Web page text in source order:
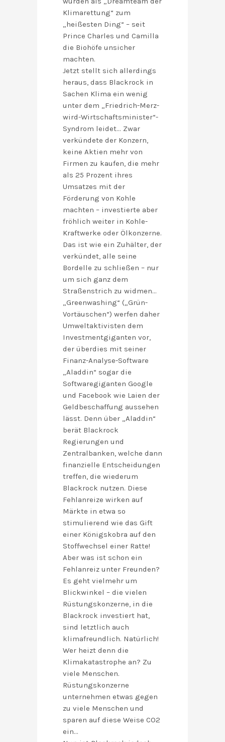
Klimarettung“ zum
„heißesten Ding“ – seit
Prince Charles und Camilla
die Biohöfe unsicher
machten.
Jetzt stellt sich allerdings
heraus, dass Blackrock in
Sachen Klima ein wenig
unter dem „Friedrich-Merz-
wird-Wirtschaftsminister“-
Syndrom leidet… Zwar
verkündete der Konzern,
keine Aktien mehr von
Firmen zu kaufen, die mehr
als 25 Prozent ihres
Umsatzes mit der
Förderung von Kohle
machten – investierte aber
fröhlich weiter in Kohle-
Kraftwerke oder Ölkonzerne.
Das ist wie ein Zuhälter, der
verkündet, alle seine
Bordelle zu schließen – nur
um sich ganz dem
Straßenstrich zu widmen…
„Greenwashing“ („Grün-
Vortäuschen“) werfen daher
Umweltaktivisten dem
Investmentgiganten vor,
der überdies mit seiner
Finanz-Analyse-Software
„Aladdin“ sogar die
Softwaregiganten Google
und Facebook wie Laien der
Geldbeschaffung aussehen
lässt. Denn über „Aladdin“
berät Blackrock
Regierungen und
Zentralbanken, welche dann
finanzielle Entscheidungen
treffen, die wiederum
Blackrock nutzen. Diese
Fehlanreize wirken auf
Märkte in etwa so
stimulierend wie das Gift
einer Königskobra auf den
Stoffwechsel einer Ratte!
Aber was ist schon ein
Fehlanreiz unter Freunden?
Es geht vielmehr um
Blickwinkel – die vielen
Rüstungskonzerne, in die
Blackrock investiert hat,
sind letztlich auch
klimafreundlich. Natürlich!
Wer heizt denn die
Klimakatastrophe an? Zu
viele Menschen.
Rüstungskonzerne
unternehmen etwas gegen
zu viele Menschen und
sparen auf diese Weise CO2
ein…